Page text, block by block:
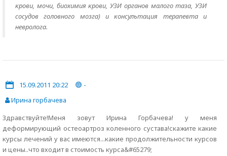
крови, мочи, биохимия крови, УЗИ органов малого таза, УЗИ
сосудов головного мозга) и консультация терапевта и
невролога.
15.09.2011 20:22
-
Ирина горбачева
Здравствуйте!Меня зовут Ирина Горбачева! у меня
деформирующий остеоартроз коленного сустава!скажите какие
курсы лечений у вас имеются...какие продолжительности курсов
и цены..что входит в стоимость курса&#65279;